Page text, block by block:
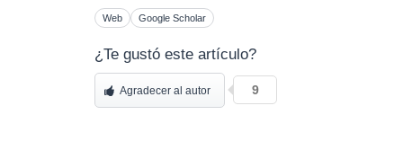
Web Google Scholar
¿Te gustó este artículo?
Agradecer al autor 9